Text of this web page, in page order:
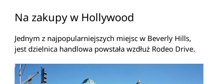
Na zakupy w Hollywood
Jednym z najpopularniejszych miejsc w Beverly Hills,
jest dzielnica handlowa powstała wzdłuż Rodeo Drive.